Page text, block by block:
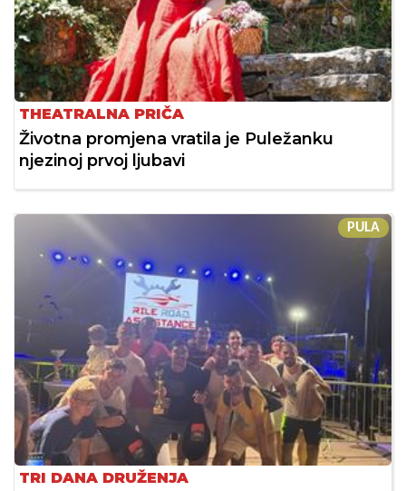
THEATRALNA PRIČA
Životna promjena vratila je Puležanku
njezinoj prvoj ljubavi
PULA
TRI DANA DRUŽENJA